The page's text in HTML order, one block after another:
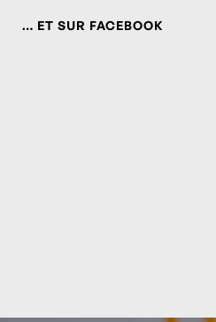
… ET SUR FACEBOOK